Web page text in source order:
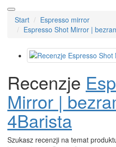
Start
Espresso mirror
Espresso Shot Mirror |
Recenzje
Mirror |
4Barista
Szukasz recenzji na temat